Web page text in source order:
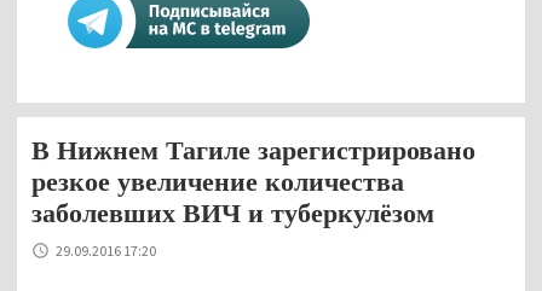
В Нижнем Тагиле зарегистрировано
резкое увеличение количества
заболевших ВИЧ и туберкулёзом
29.09.2016 17:20